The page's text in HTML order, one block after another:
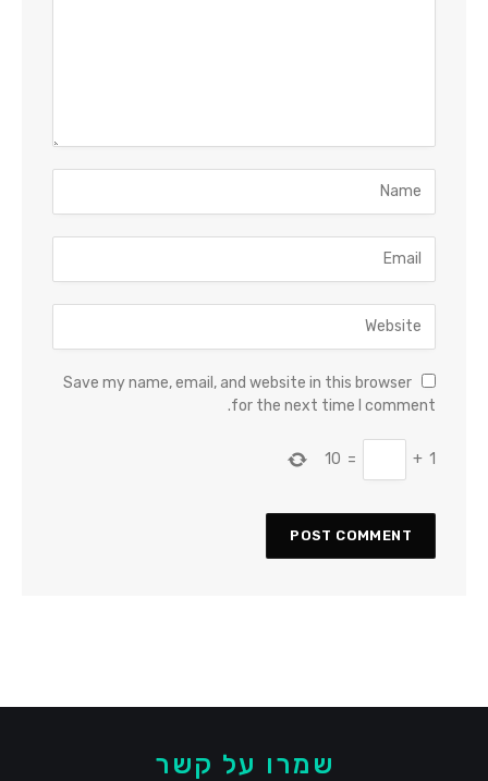
Save my name, email, and website in this browser
for the next time I comment.
1
+
=
10
שמרו על קשר